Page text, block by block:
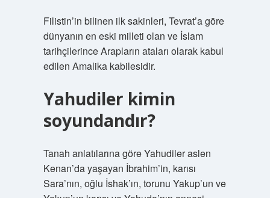
Filistin’in bilinen ilk sakinleri, Tevrat’a göre
dünyanın en eski milleti olan ve İslam
tarihçilerince Arapların ataları olarak kabul
edilen Amalika kabilesidir.
Yahudiler kimin
soyundandır?
Tanah anlatılarına göre Yahudiler aslen
Kenan’da yaşayan İbrahim’in, karısı
Sara’nın, oğlu İshak’ın, torunu Yakup’un ve